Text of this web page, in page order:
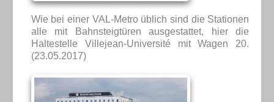
Wie bei einer VAL-Metro üblich sind die Stationen
alle mit Bahnsteigtüren ausgestattet, hier die
Haltestelle Villejean-Université mit Wagen 20.
(23.05.2017)